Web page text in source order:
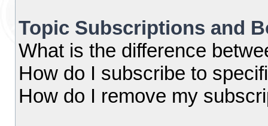
Topic Subscriptions and
What is the difference
How do I subscribe to
How do I remove my